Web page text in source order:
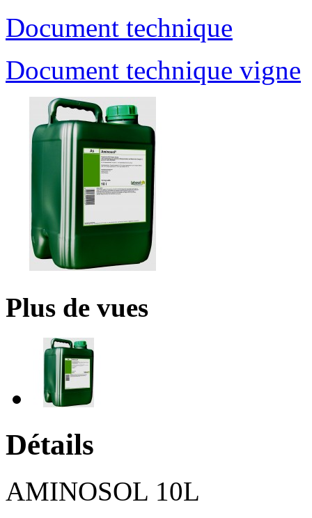
Document technique
Document technique vigne
Plus de vues
Détails
AMINOSOL 10L